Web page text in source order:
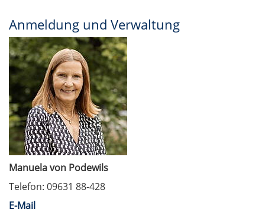
Anmeldung und Verwaltung
Manuela von Podewils
Telefon: 09631 88-428
E-Mail